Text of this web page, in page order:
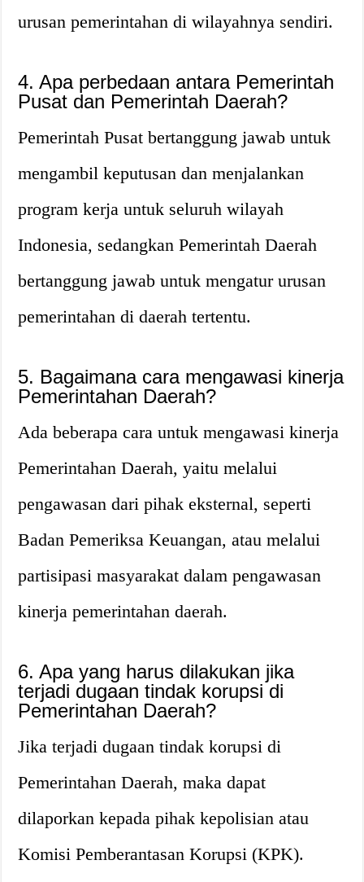
urusan pemerintahan di wilayahnya sendiri.
4. Apa perbedaan antara Pemerintah
Pusat dan Pemerintah Daerah?
Pemerintah Pusat bertanggung jawab untuk
mengambil keputusan dan menjalankan
program kerja untuk seluruh wilayah
Indonesia, sedangkan Pemerintah Daerah
bertanggung jawab untuk mengatur urusan
pemerintahan di daerah tertentu.
5. Bagaimana cara mengawasi kinerja
Pemerintahan Daerah?
Ada beberapa cara untuk mengawasi kinerja
Pemerintahan Daerah, yaitu melalui
pengawasan dari pihak eksternal, seperti
Badan Pemeriksa Keuangan, atau melalui
partisipasi masyarakat dalam pengawasan
kinerja pemerintahan daerah.
6. Apa yang harus dilakukan jika
terjadi dugaan tindak korupsi di
Pemerintahan Daerah?
Jika terjadi dugaan tindak korupsi di
Pemerintahan Daerah, maka dapat
dilaporkan kepada pihak kepolisian atau
Komisi Pemberantasan Korupsi (KPK).